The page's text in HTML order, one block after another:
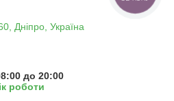
Дніпро, Україна
до 20:00
роботи